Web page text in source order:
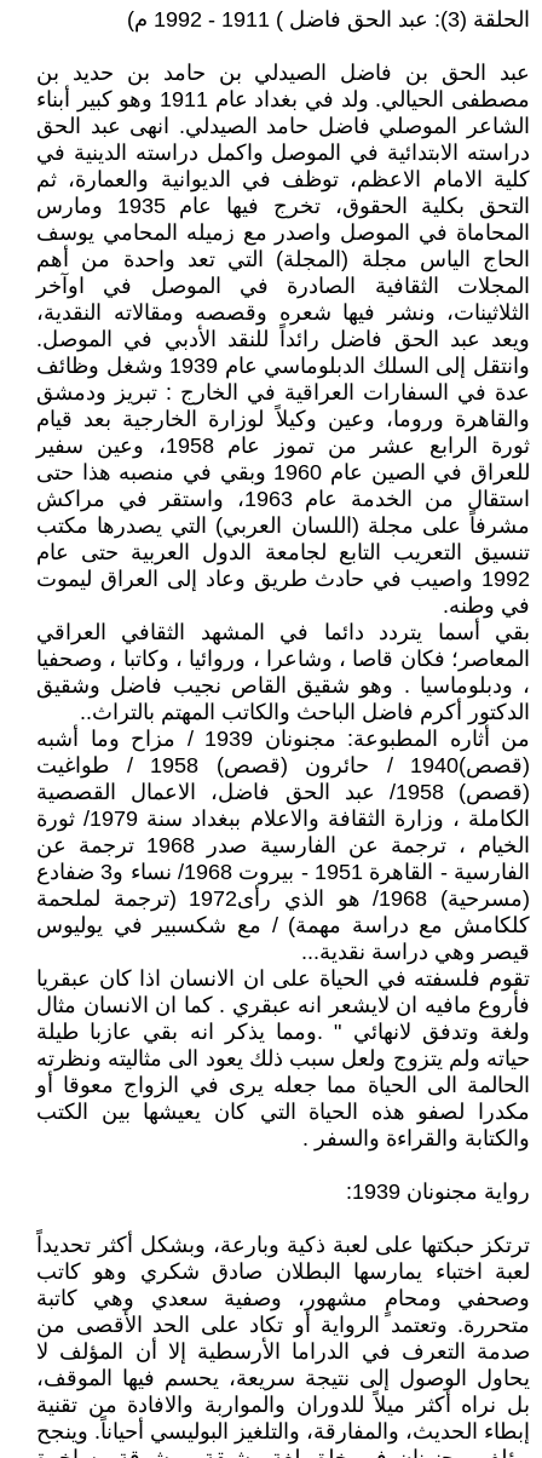
الحلقة (3): عبد الحق فاضل ) 1911 - 1992 م)
عبد الحق بن فاضل الصيدلي بن حامد بن حديد بن
مصطفى الحيالي. ولد في بغداد عام 1911 وهو كبير أبناء
الشاعر الموصلي فاضل حامد الصيدلي. انهى عبد الحق
دراسته الابتدائية في الموصل واكمل دراسته الدينية في
كلية الامام الاعظم، توظف في الديوانية والعمارة، ثم
التحق بكلية الحقوق، تخرج فيها عام 1935 ومارس
المحاماة في الموصل واصدر مع زميله المحامي يوسف
الحاج الياس مجلة (المجلة) التي تعد واحدة من أهم
المجلات الثقافية الصادرة في الموصل في اوآخر
الثلاثينات، ونشر فيها شعره وقصصه ومقالاته النقدية،
ويعد عبد الحق فاضل رائداً للنقد الأدبي في الموصل.
وانتقل إلى السلك الدبلوماسي عام 1939 وشغل وظائف
عدة في السفارات العراقية في الخارج : تبريز ودمشق
والقاهرة وروما، وعين وكيلاً لوزارة الخارجية بعد قيام
ثورة الرابع عشر من تموز عام 1958، وعين سفير
للعراق في الصين عام 1960 وبقي في منصبه هذا حتى
استقال من الخدمة عام 1963، واستقر في مراكش
مشرفاً على مجلة (اللسان العربي) التي يصدرها مكتب
تنسيق التعريب التابع لجامعة الدول العربية حتى عام
1992 واصيب في حادث طريق وعاد إلى العراق ليموت
في وطنه.
بقي أسما يتردد دائما في المشهد الثقافي العراقي
المعاصر؛ فكان قاصا ، وشاعرا ، وروائيا ، وكاتبا ، وصحفيا
، ودبلوماسيا . وهو شقيق القاص نجيب فاضل وشقيق
الدكتور أكرم فاضل الباحث والكاتب المهتم بالتراث..
من أثاره المطبوعة: مجنونان 1939 / مزاح وما أشبه
(قصص)1940 / حائرون (قصص) 1958 / طواغيت
(قصص) 1958/ عبد الحق فاضل، الاعمال القصصية
الكاملة ، وزارة الثقافة والاعلام ببغداد سنة 1979/ ثورة
الخيام ، ترجمة عن الفارسية صدر 1968 ترجمة عن
الفارسية - القاهرة 1951 - بيروت 1968/ نساء و3 ضفادع
(مسرحية) 1968/ هو الذي رأى1972 (ترجمة لملحمة
كلكامش مع دراسة مهمة) / مع شكسبير في يوليوس
قيصر وهي دراسة نقدية...
تقوم فلسفته في الحياة على ان الانسان اذا كان عبقريا
فأروع مافيه ان لايشعر انه عبقري . كما ان الانسان مثال
ولغة وتدفق لانهائي " .ومما يذكر انه بقي عازبا طيلة
حياته ولم يتزوج ولعل سبب ذلك يعود الى مثاليته ونظرته
الحالمة الى الحياة مما جعله يرى في الزواج معوقا أو
مكدرا لصفو هذه الحياة التي كان يعيشها بين الكتب
والكتابة والقراءة والسفر .
رواية مجنونان 1939:
ترتكز حبكتها على لعبة ذكية وبارعة، وبشكل أكثر تحديداً
لعبة اختباء يمارسها البطلان صادق شكري وهو كاتب
وصحفي ومحامٍ مشهور، وصفية سعدي وهي كاتبة
متحررة. وتعتمد الرواية أو تكاد على الحد الأقصى من
صدمة التعرف في الدراما الأرسطية إلا أن المؤلف لا
يحاول الوصول إلى نتيجة سريعة، يحسم فيها الموقف،
بل نراه أكثر ميلاً للدوران والمواربة والافادة من تقنية
إبطاء الحديث، والمفارقة، والتلغيز البوليسي أحياناً. وينجح